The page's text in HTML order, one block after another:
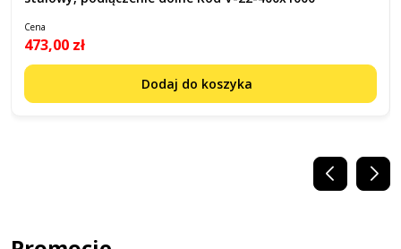
Cena
473,00 zł
Dodaj do koszyka